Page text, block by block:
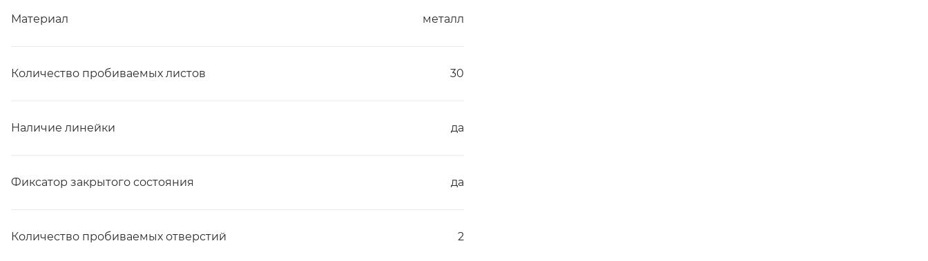
Материал металл
Количество пробиваемых листов 30
Наличие линейки да
Фиксатор закрытого состояния да
Количество пробиваемых отверстий 2